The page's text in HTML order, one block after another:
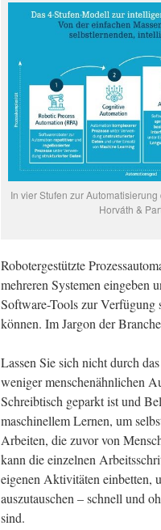
In vier Stufen zur
Horváth &
Robotergestützte
mehreren Systemen eingeben
Software-Tools zur Verfügung
können. Im Jargon der
Lassen Sie sich nicht durch
weniger menschenähnlichen
Schreibtisch geparkt ist und
maschinellem Lernen, um
Arbeiten, die zuvor von
kann die einzelnen
eigenen Aktivitäten einbetten,
auszutauschen – schnell und
sind.